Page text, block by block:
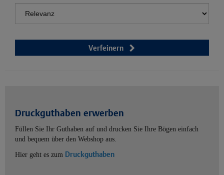
Verfeinern
Druckguthaben erwerben
Füllen Sie Ihr Guthaben auf und drucken Sie Ihre Bögen einfach
und bequem über den Webshop aus.
Hier geht es zum Druckguthaben